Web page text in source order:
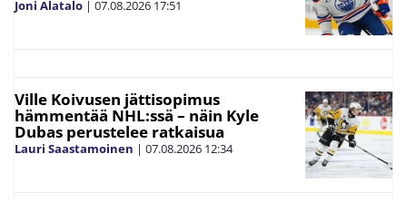
Joni Alatalo | 07.08.2026 17:51
Ville Koivusen jättisopimus
hämmentää NHL:ssä – näin Kyle
Dubas perustelee ratkaisua
Lauri Saastamoinen | 07.08.2026 12:34